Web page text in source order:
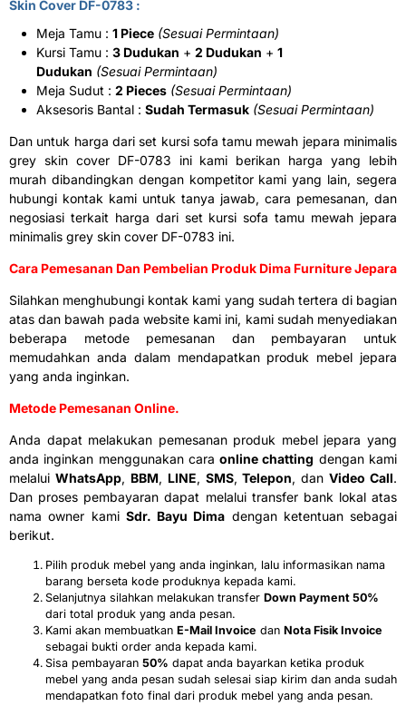
Skin Cover DF-0783 :
Meja Tamu : 1 Piece (Sesuai Permintaan)
Kursi Tamu : 3 Dudukan + 2 Dudukan + 1
Dudukan (Sesuai Permintaan)
Meja Sudut : 2 Pieces (Sesuai Permintaan)
Aksesoris Bantal : Sudah Termasuk (Sesuai Permintaan)
Dan untuk harga dari set kursi sofa tamu mewah jepara minimalis
grey skin cover DF-0783 ini kami berikan harga yang lebih
murah dibandingkan dengan kompetitor kami yang lain, segera
hubungi kontak kami untuk tanya jawab, cara pemesanan, dan
negosiasi terkait harga dari set kursi sofa tamu mewah jepara
minimalis grey skin cover DF-0783 ini.
Cara Pemesanan Dan Pembelian Produk Dima Furniture Jepara
Silahkan menghubungi kontak kami yang sudah tertera di bagian
atas dan bawah pada website kami ini, kami sudah menyediakan
beberapa metode pemesanan dan pembayaran untuk
memudahkan anda dalam mendapatkan produk mebel jepara
yang anda inginkan.
Metode Pemesanan Online.
Anda dapat melakukan pemesanan produk mebel jepara yang
anda inginkan menggunakan caraonline chatting dengan kami
melalui WhatsApp, BBM, LINE, SMS,Telepon, danVideo Call.
Dan proses pembayaran dapat melalui transfer bank lokal atas
nama owner kami Sdr. Bayu Dima dengan ketentuan sebagai
berikut.
Pilih produk mebel yang anda inginkan, lalu informasikan nama
barang berseta kode produknya kepada kami.
Selanjutnya silahkan melakukan transfer Down Payment 50%
dari total produk yang anda pesan.
Kami akan membuatkan E-Mail Invoice dan Nota Fisik Invoice
sebagai bukti order anda kepada kami.
Sisa pembayaran 50% dapat anda bayarkan ketika produk
mebel yang anda pesan sudah selesai siap kirim dan anda sudah
mendapatkan foto final dari produk mebel yang anda pesan.